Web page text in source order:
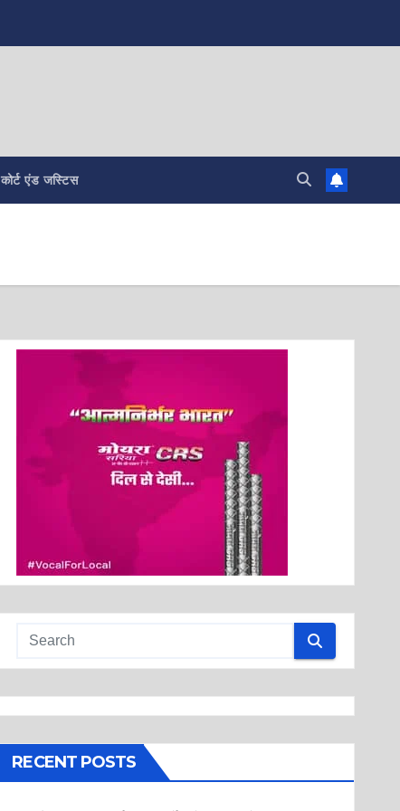
कोर्ट एंड जस्टिस
RECENT POSTS